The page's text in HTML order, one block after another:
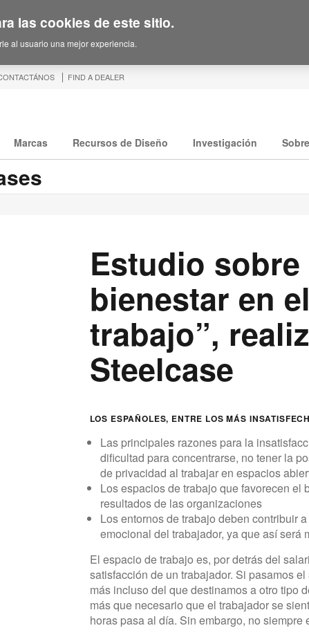
FIND A DEALER
Marcas Recursos de Diseño Investigación
Estudio sobre
bienestar en
trabajo”,
Steelcase
LOS ESPAÑOLES, ENTRE LOS MÁS
Las principales razones para la
dificultad para concentrarse, no tener la
de privacidad al trabajar en espacios
Los espacios de trabajo que favorecen el
resultados de las organizaciones
Los entornos de trabajo deben contribuir
emocional del trabajador, ya que así será
El espacio de trabajo es, por detrás del
satisfacción de un trabajador. Si pasamos
más incluso del que destinamos a otro tipo
más que necesario que el trabajador se
horas pasa al día. Sin embargo, no siempre
las cookies de este sitio.
al usuario una mejor experiencia.